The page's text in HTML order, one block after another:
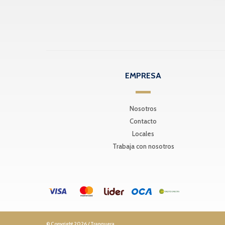
EMPRESA
Nosotros
Contacto
Locales
Trabaja con nosotros